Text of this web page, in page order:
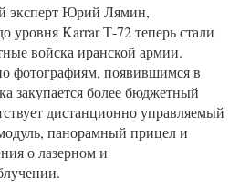
эксперт Юрий Лямин,
уровня Karrar Т-72 теперь стали
войска иранской армии.
фотографиям, появившимся в
закупается более бюджетный
дистанционно управляемый
панорамный прицел и
о лазерном и